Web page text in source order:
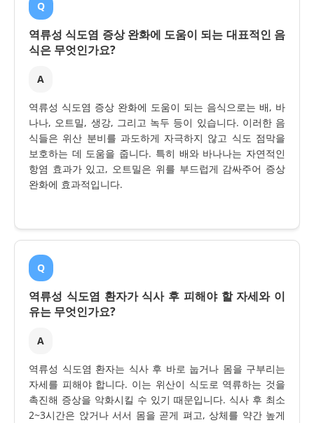
Q
역류성 식도염 증상 완화에 도움이 되는 대표적인 음
식은 무엇인가요?
A
역류성 식도염 증상 완화에 도움이 되는 음식으로는 배, 바
나나, 오트밀, 생강, 그리고 녹두 등이 있습니다. 이러한 음
식들은 위산 분비를 과도하게 자극하지 않고 식도 점막을
보호하는 데 도움을 줍니다. 특히 배와 바나나는 자연적인
항염 효과가 있고, 오트밀은 위를 부드럽게 감싸주어 증상
완화에 효과적입니다.
Q
역류성 식도염 환자가 식사 후 피해야 할 자세와 이
유는 무엇인가요?
A
역류성 식도염 환자는 식사 후 바로 눕거나 몸을 구부리는
자세를 피해야 합니다. 이는 위산이 식도로 역류하는 것을
촉진해 증상을 악화시킬 수 있기 때문입니다. 식사 후 최소
2~3시간은 앉거나 서서 몸을 곧게 펴고, 상체를 약간 높게